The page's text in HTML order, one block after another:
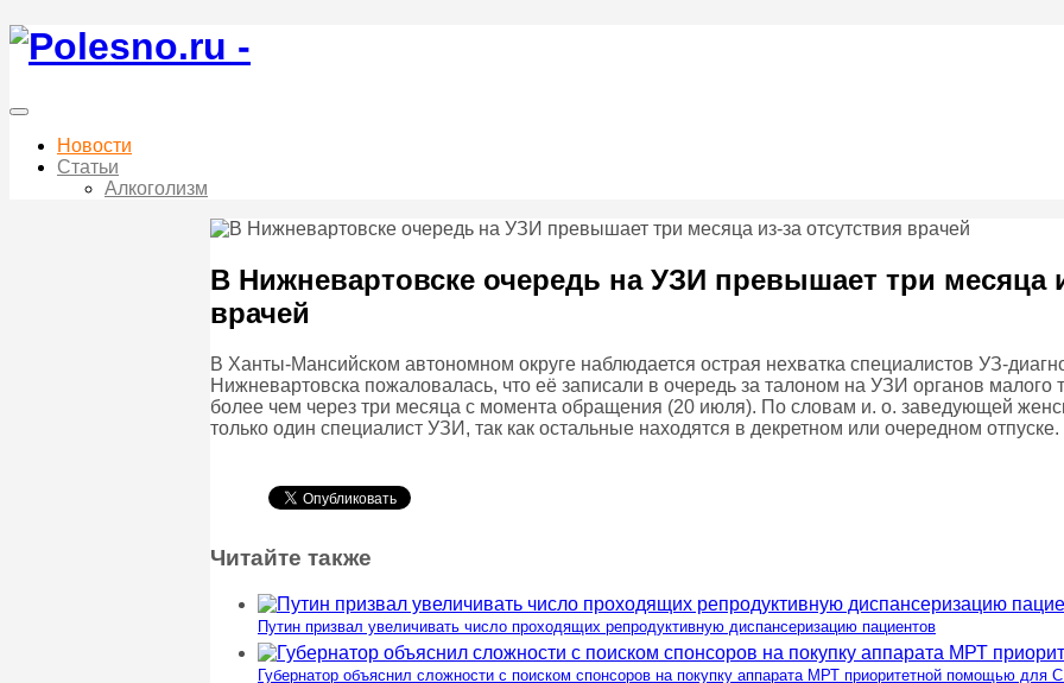
Новости
Статьи
Алкоголизм
В Нижневартовске очередь на УЗИ превышает три месяца
врачей
В Ханты-Мансийском автономном округе наблюдается острая нехватка специалистов УЗ-
Нижневартовска пожаловалась, что её записали в очередь за талоном на УЗИ органов малого
более чем через три месяца с момента обращения (20 июля). По словам и. о. заведующей
только один специалист УЗИ, так как остальные находятся в декретном или очередном отпуске.
Читайте также
Путин призвал увеличивать число проходящих репродуктивную диспансеризацию пациентов
Губернатор объяснил сложности с поиском спонсоров на покупку аппарата МРТ приоритетной помощью для